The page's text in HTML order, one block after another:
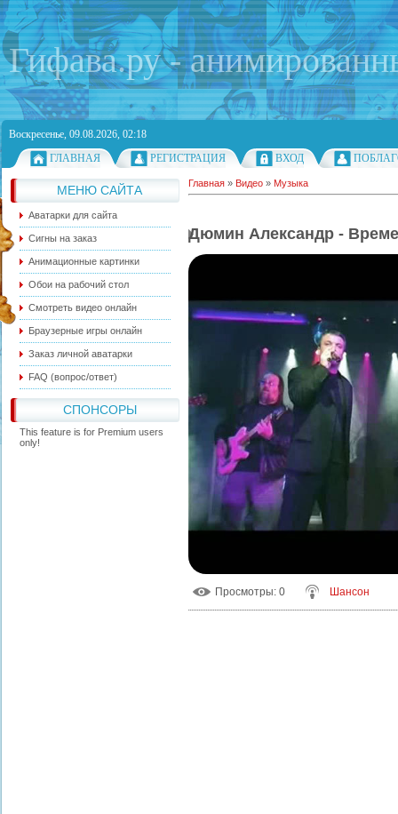
Гифава.ру -
Воскресенье, 09.08.2026, 02:18
ГЛАВНАЯ
РЕГИСТРАЦИЯ ВХОД
МЕНЮ САЙТА
Аватарки для сайта
Сигны на заказ
Анимационные картинки
Обои на рабочий стол
Смотреть видео онлайн
Браузерные игры онлайн
Заказ личной аватарки
FAQ (вопрос/ответ)
СПОНСОРЫ
This feature is for Premium users
only!
Главная » Видео » Музыка
Дюмин Александр -
Просмотры: 0 Шансон